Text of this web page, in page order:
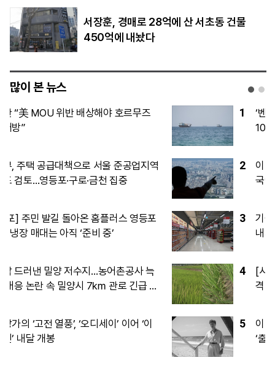
서장훈, 경매로 28억에 산 서초동 건물
450억에 내놨다
많이 본 뉴스
1
‘벤츠 위의 벤츠’ 마이바흐…韓서 3년 연속
2
이란, 호르무즈 해협 재개방 조건으로 미
국에 6가지 요구 제시
3
기술 넘어 공장까지…K-제약·바이오, 생산
내재화로 ‘실속형’ M&A
4
[시승기] 여유 넘치는 12기통 엔진의 품
격… 안락한 2열 승차감 인상적
5
이란은 호르무즈 조건 높이고, 美는 전쟁
‘출구’ 찾고…마군 탄약 고갈이 확전 제동